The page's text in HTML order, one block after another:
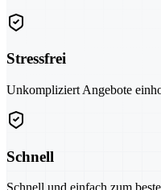
Stressfrei
Unkompliziert Angebote
Schnell